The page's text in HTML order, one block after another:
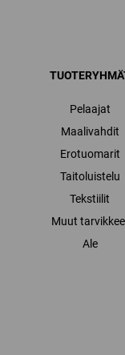
Pelaajat
Maalivahdit
Erotuomarit
Taitoluistelu
Tekstiilit
Muut
Ale